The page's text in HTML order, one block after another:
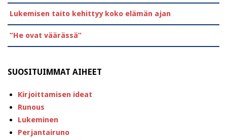
Lukemisen taito kehittyy koko elämän ajan
”He ovat väärässä”
SUOSITUIMMAT AIHEET
Kirjoittamisen ideat
Runous
Lukeminen
Perjantairuno